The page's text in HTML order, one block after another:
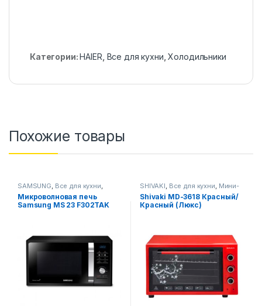
Категории:HAIER Все для кухни ,Холодильники
Похожие товары
SAMSUNG, Все для кухни,
Микроволновые печи
Микроволновая печь
Samsung MS 23 F302TAK
SHIVAKI, Все для кухни, Мини-
печи
Shivaki MD-3618 Красный/
Красный (Люкс)